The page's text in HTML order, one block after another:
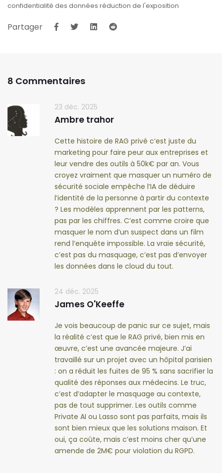
confidentialité des données réduction de l'exposition
Partager
8 Commentaires
23 déc. 2025
Ambre trahor
Cette histoire de RAG privé c’est juste du
marketing pour faire peur aux entreprises et
leur vendre des outils à 50k€ par an. Vous
croyez vraiment que masquer un numéro de
sécurité sociale empêche l’IA de déduire
l’identité de la personne à partir du contexte
? Les modèles apprennent par les patterns,
pas par les chiffres. C’est comme croire que
masquer le nom d’un suspect dans un film
rend l’enquête impossible. La vraie sécurité,
c’est pas du masquage, c’est pas d’envoyer
les données dans le cloud du tout.
24 déc. 2025
James O'Keeffe
Je vois beaucoup de panic sur ce sujet, mais
la réalité c’est que le RAG privé, bien mis en
œuvre, c’est une avancée majeure. J’ai
travaillé sur un projet avec un hôpital parisien
: on a réduit les fuites de 95 % sans sacrifier la
qualité des réponses aux médecins. Le truc,
c’est d’adapter le masquage au contexte,
pas de tout supprimer. Les outils comme
Private AI ou Lasso sont pas parfaits, mais ils
sont bien mieux que les solutions maison. Et
oui, ça coûte, mais c’est moins cher qu’une
amende de 2M€ pour violation du RGPD.